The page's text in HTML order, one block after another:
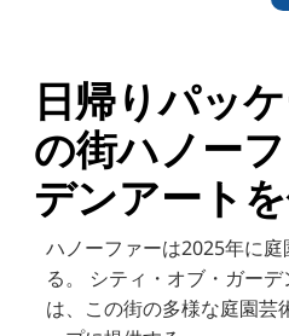
日帰りパッ
の街ハノー
デンアート
ハノーファーは2025年に庭
る。
シティ・オブ・ガー
は、この街の多様な庭園芸